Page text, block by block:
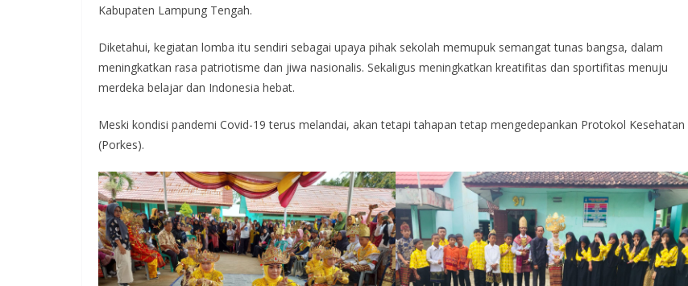
Kabupaten Lampung Tengah.
Diketahui, kegiatan lomba itu sendiri sebagai upaya pihak sekolah memupuk semangat tunas bangsa, dalam
meningkatkan rasa patriotisme dan jiwa nasionalis. Sekaligus meningkatkan kreatifitas dan sportifitas menuju
merdeka belajar dan Indonesia hebat.
Meski kondisi pandemi Covid-19 terus melandai, akan tetapi tahapan tetap mengedepankan Protokol Kesehatan
(Porkes).